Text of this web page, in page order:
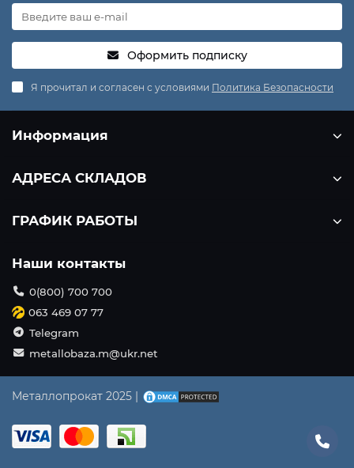
Оформить подписку
Я прочитал и согласен с условиями Политика Безопасности
Информация
АДРЕСА СКЛАДОВ
ГРАФИК РАБОТЫ
Наши контакты
0(800) 700 700
063 469 07 77
Telegram
metallobaza.m@ukr.net
Металлопрокат 2025 |